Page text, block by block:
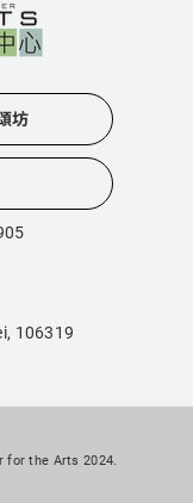
坊
106319
for the Arts 2024.